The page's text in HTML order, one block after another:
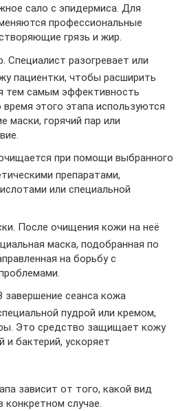
сало с эпидермиса. Для
профессиональные
грязь и жир.
Специалист разогревает или
пациентки, чтобы расширить
тем самым эффективность
этого этапа используются
маски, горячий пар или
при помощи выбранного
препаратами,
или специальной
После очищения кожи на неё
маска, подобранная по
на борьбу с
завершение сеанса кожа
пудрой или кремом,
Это средство защищает кожу
и бактерий, ускоряет
зависит от того, какой вид
конкретном случае.